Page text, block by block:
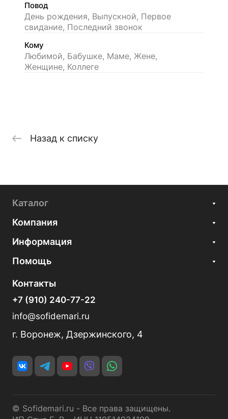
Повод
День рождения, Выпускной, Первое
свидание, Последний звонок
Кому
Любимой, Бабушке, Маме, Жене,
Женщине, Коллеге
Назад к списку
Каталог
Компания
Информация
Помощь
Контакты
+7 (910) 240-77-22
info@sofidemari.ru
г. Воронеж, Дзержинского, 4
© Sofidemari.ru - Все права защищены.